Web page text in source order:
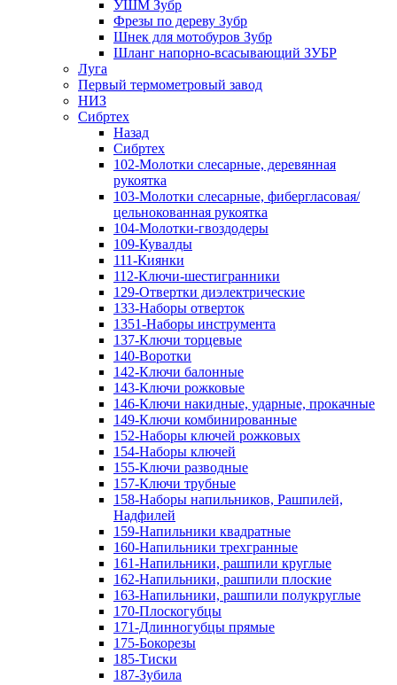
УШМ Зубр
Фрезы по дереву Зубр
Шнек для мотобуров Зубр
Шланг напорно-всасывающий ЗУБР
Луга
Первый термометровый завод
НИЗ
Сибртех
Назад
Сибртех
102-Молотки слесарные, деревянная
рукоятка
103-Молотки слесарные, фибергласовая/
цельнокованная рукоятка
104-Молотки-гвоздодеры
109-Кувалды
111-Киянки
112-Ключи-шестигранники
129-Отвертки диэлектрические
133-Наборы отверток
1351-Наборы инструмента
137-Ключи торцевые
140-Воротки
142-Ключи балонные
143-Ключи рожковые
146-Ключи накидные, ударные, прокачные
149-Ключи комбинированные
152-Наборы ключей рожковых
154-Наборы ключей
155-Ключи разводные
157-Ключи трубные
158-Наборы напильников, Рашпилей,
Надфилей
159-Напильники квадратные
160-Напильники трехгранные
161-Напильники, рашпили круглые
162-Напильники, рашпили плоские
163-Напильники, рашпили полукруглые
170-Плоскогубцы
171-Длинногубцы прямые
175-Бокорезы
185-Тиски
187-Зубила